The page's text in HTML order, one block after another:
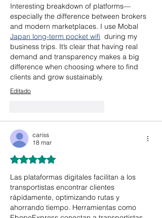
Interesting breakdown of platforms—
especially the difference between brokers
and modern marketplaces. I use Mobal
Japan long-term pocket wifi
  during my
business trips. It’s clear that having real
demand and transparency makes a big
difference when choosing where to find
clients and grow sustainably.
Editado
cariss
18 mar
Obtuvo 5 de 5 estrellas.
Las plataformas digitales facilitan a los
transportistas encontrar clientes
rápidamente, optimizando rutas y
ahorrando tiempo. Herramientas como